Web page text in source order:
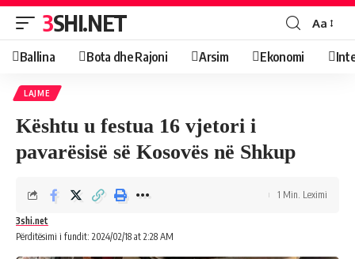
3SHI.NET Aa
Ballina Bota dhe Rajoni Arsim Ekonomi
LAJME
Kështu u festua 16 vjetori i
pavarësisë së Kosovës në Shkup
Përditësimi i fundit: 2024/02/18 at 2:28 AM
3shi.net
1 Min. Leximi